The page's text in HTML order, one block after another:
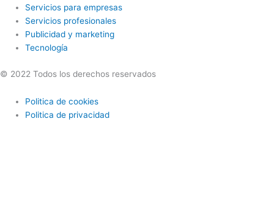
Servicios para empresas
Servicios profesionales
Publicidad y marketing
Tecnología
© 2022 Todos los derechos reservados
Politica de cookies
Politica de privacidad